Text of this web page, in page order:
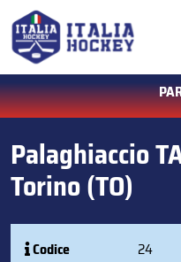
Palaghiaccio
Torino (TO)
Codice 24